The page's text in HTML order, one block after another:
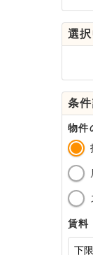
選
条
物件
賃料